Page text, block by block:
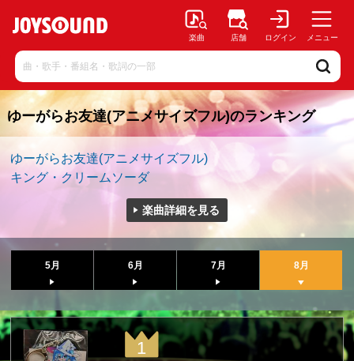
楽曲 店舗 ログイン メニュー
ゆーがらお友達(アニメサイズフル)のランキング
ゆーがらお友達(アニメサイズフル)
キング・クリームソーダ
楽曲詳細を見る
5月 6月 7月 8月
1